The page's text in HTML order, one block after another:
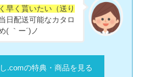
早く貰いたい（送り
日配送可能なカタロ
( ｀ー´)ノ
.comの特典・商品を見る